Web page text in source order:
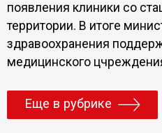
появления клиники со
территории. В итоге
здравоохранения
медицинского
Еще в рубрике